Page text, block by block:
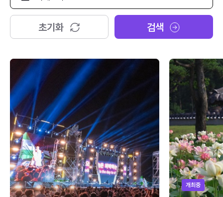
고
리
택
초기화 검색
개최중